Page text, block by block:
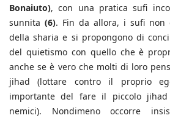
Bonaiuto), con una pratica sufi
sunnita (6). Fin da allora, i sufi non
della sharia e si propongono di
del quietismo con quello che è
anche se è vero che molti di loro
jihad (lottare contro il proprio
importante del fare il piccolo
nemici). Nondimeno occorre